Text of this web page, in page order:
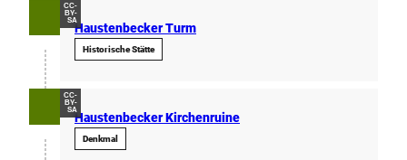
CC-
BY-
SA
Haustenbecker Turm
Historische Stätte
CC-
BY-
SA
Haustenbecker Kirchenruine
Denkmal